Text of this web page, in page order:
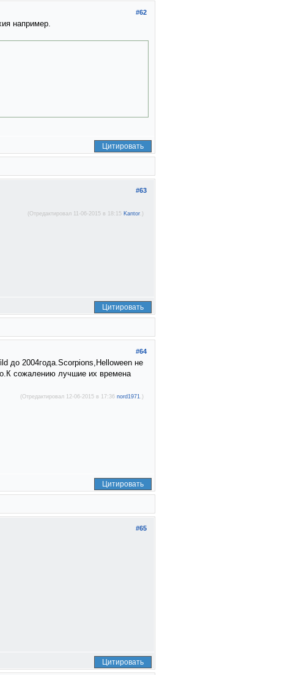
#62
например.
Цитировать
#63
(Отредактировал 11-06-2015 в 18:15 Kantor .)
Цитировать
#64
до 2004года.Scorpions,Helloween не
сожалению лучшие их времена
(Отредактировал 12-06-2015 в 17:36 nord1971 .)
Цитировать
#65
Цитировать